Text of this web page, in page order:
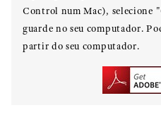
Control num Mac), selecione
guarde no seu computador.
partir do seu computador.